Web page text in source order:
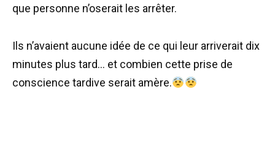
que personne n’oserait les arrêter.
Ils n’avaient aucune idée de ce qui leur arriverait dix
minutes plus tard… et combien cette prise de
conscience tardive serait amère.